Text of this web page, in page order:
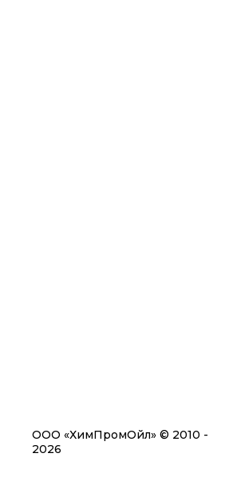
ООО «ХимПромОйл» © 2010 -
2026